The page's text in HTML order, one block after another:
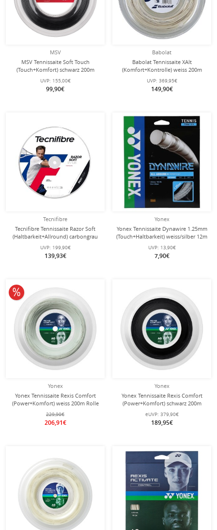
MSV
MSV Tennissaite Soft Touch
(Touch+Komfort) schwarz 200m
Rolle
UVP: 155,00€
99,90€
Babolat
Babolat Tennissaite XAlt
(Komfort+Kontrolle) weiss 200m
Rolle
UVP: 369,95€
149,90€
Tecnifibre
Tecnifibre Tennissaite Razor Soft
(Haltbarkeit+Allround) carbongrau
200m Rolle
UVP: 199,90€
139,93€
Yonex
Yonex Tennissaite Dynawire 1.25mm
(Touch+Haltbarkeit) weiss/silber 12m
Set
UVP: 13,90€
7,90€
Yonex
Yonex Tennissaite Rexis Comfort
(Power+Komfort) weiss 200m Rolle
229,90€
206,91€
10% reduziert
Yonex
Yonex Tennissaite Rexis Comfort
(Power+Komfort) schwarz 200m
Rolle
eUVP: 379,90€
189,95€